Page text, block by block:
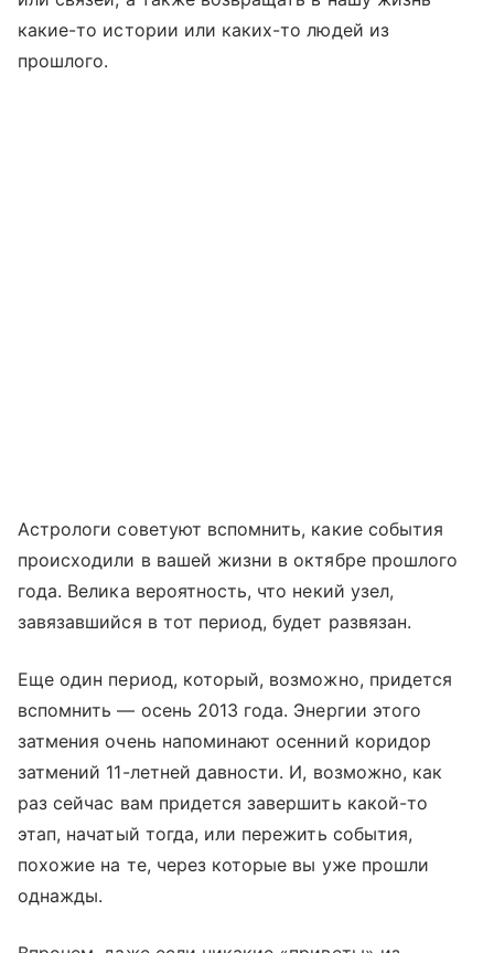
какие-то истории или каких-то людей из
прошлого.
Астрологи советуют вспомнить, какие события
происходили в вашей жизни в октябре прошлого
года. Велика вероятность, что некий узел,
завязавшийся в тот период, будет развязан.
Еще один период, который, возможно, придется
вспомнить — осень 2013 года. Энергии этого
затмения очень напоминают осенний коридор
затмений 11-летней давности. И, возможно, как
раз сейчас вам придется завершить какой-то
этап, начатый тогда, или пережить события,
похожие на те, через которые вы уже прошли
однажды.